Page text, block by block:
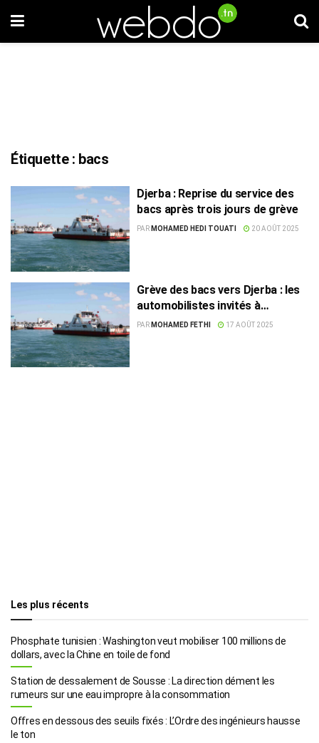
Étiquette : bacs
Djerba : Reprise du service des
bacs après trois jours de grève
PAR MOHAMED HEDI TOUATI 20 AOÛT 2025
Grève des bacs vers Djerba : les
automobilistes invités à
emprunter un itinéraire alternatif
PAR MOHAMED FETHI 17 AOÛT 2025
Les plus récents
Phosphate tunisien : Washington veut mobiliser 100 millions de
dollars, avec la Chine en toile de fond
Station de dessalement de Sousse : La direction dément les
rumeurs sur une eau impropre à la consommation
Offres en dessous des seuils fixés : L’Ordre des ingénieurs hausse
le ton